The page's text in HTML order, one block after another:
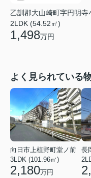
乙訓郡大山崎町字円明寺
2LDK (54.52㎡)
1,498万円
よく見られている
向日市上植野町堂ノ前
3LDK (101.96㎡)
2,180万円
長